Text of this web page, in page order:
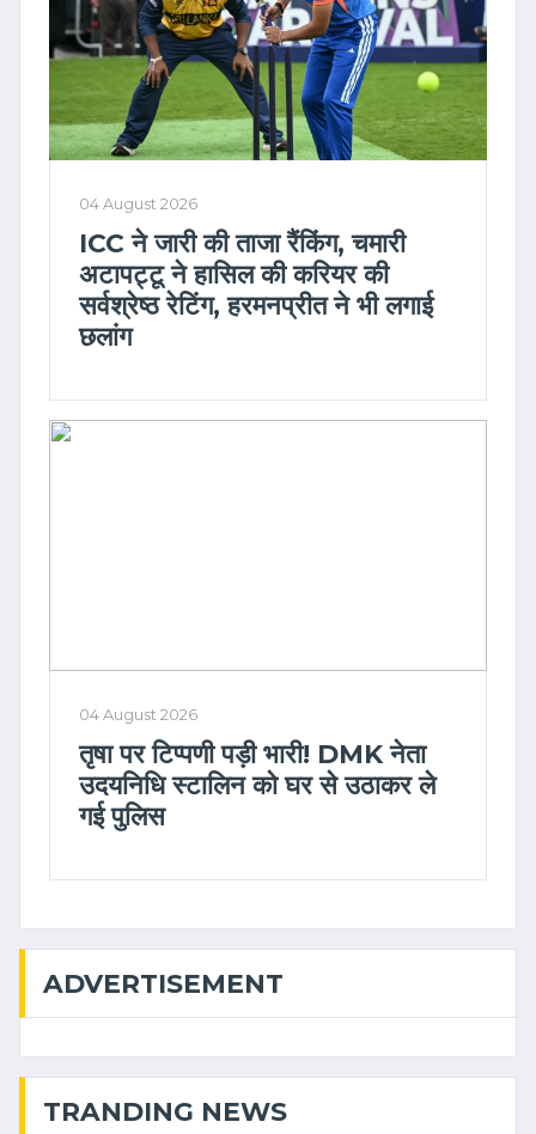
04 August 2026
ICC ने जारी की ताजा रैंकिंग, चमारी
अटापट्टू ने हासिल की करियर की
सर्वश्रेष्ठ रेटिंग, हरमनप्रीत ने भी लगाई
छलांग
04 August 2026
तृषा पर टिप्पणी पड़ी भारी! DMK नेता
उदयनिधि स्टालिन को घर से उठाकर ले
गई पुलिस
ADVERTISEMENT
TRANDING NEWS